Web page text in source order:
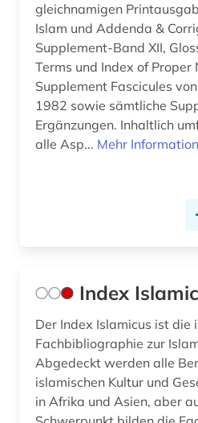
gleichnamigen
Islam und Addenda &
Supplement-Band XII,
Terms und Index of Proper
Supplement Fascicules
1982 sowie sämtliche
Ergänzungen. Inhaltlich umfasst die Datenbank
alle Asp... Mehr
Index
Der Index Islamicus ist die
Fachbibliographie zur
Abgedeckt werden alle
islamischen Kultur und
in Afrika und Asien, aber